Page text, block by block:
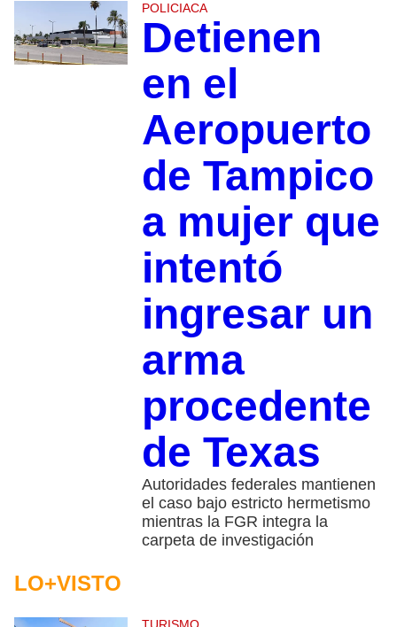
POLICIACA
Detienen
en el
Aeropuerto
de Tampico
a mujer que
intentó
ingresar un
arma
procedente
de Texas
Autoridades federales mantienen
el caso bajo estricto hermetismo
mientras la FGR integra la
carpeta de investigación
LO+VISTO